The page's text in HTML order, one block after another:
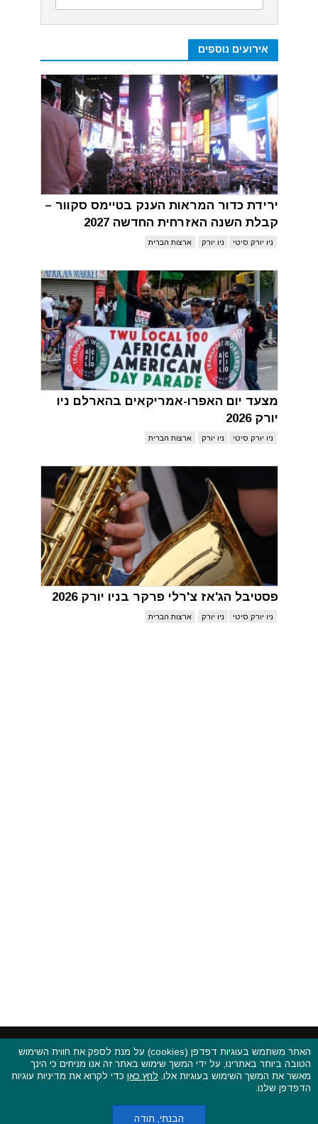
אירועים נוספים
ירידת כדור המראות הענק בטיימס סקוור –
קבלת השנה האזרחית החדשה 2027
ניו יורק סיטי ניו יורק ארצות הברית
מצעד יום האפרו-אמריקאים בהארלם ניו
יורק 2026
ניו יורק סיטי ניו יורק ארצות הברית
פסטיבל הג'אז צ'רלי פרקר בניו יורק 2026
ניו יורק סיטי ניו יורק ארצות הברית
בשותפות עם CarniFest Online
ראשי
הצהרת נגישות אודות תקנון האתר ותנאי שימוש
מדיניות עוגיות (קוקיס)
מאשר את המשך השימוש בעוגיות אלו,לחץ כאןכדי לקרוא את מדיניות עוגיות
הדפדפן שלנו.